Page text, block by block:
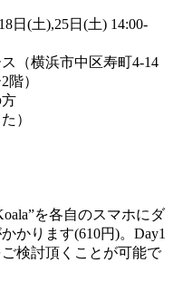
日(土),25日(土) 14:00-
（横浜市中区寿町4-14
）
）
を各自のスマホにダ
かります(610円)。Day1
検討頂くことが可能で